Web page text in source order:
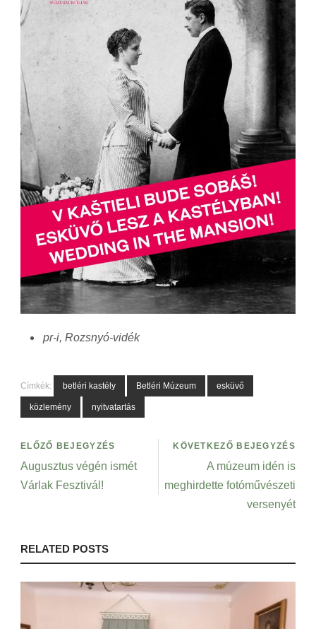
pr-i, Rozsnyó-vidék
Címkék: betléri kastély Betléri Múzeum esküvő
közlemény nyitvatartás
ELŐZŐ BEJEGYZÉS
Augusztus végén ismét
Várlak Fesztivál!
KÖVETKEZŐ BEJEGYZÉS
A múzeum idén is
meghirdette fotóművészeti
versenyét
RELATED POSTS